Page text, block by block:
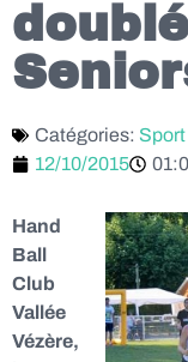
Catégories: Sport
12/10/2015
Hand
Ball
Club
Vallée
Vézère,